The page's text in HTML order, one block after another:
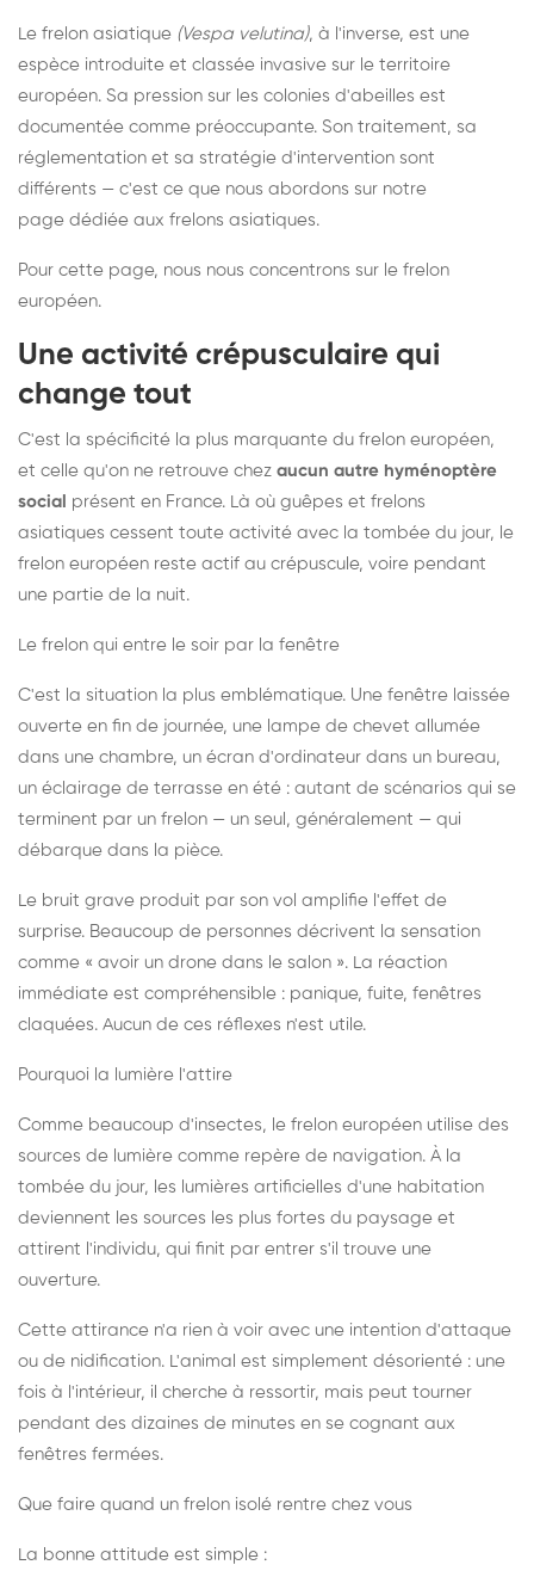
Le frelon asiatique (Vespa velutina), à l'inverse, est une
espèce introduite et classée invasive sur le territoire
européen. Sa pression sur les colonies d'abeilles est
documentée comme préoccupante. Son traitement, sa
réglementation et sa stratégie d'intervention sont
différents — c'est ce que nous abordons sur notre
page dédiée aux frelons asiatiques.
Pour cette page, nous nous concentrons sur le frelon
européen.
Une activité crépusculaire qui
change tout
C'est la spécificité la plus marquante du frelon européen,
et celle qu'on ne retrouve chez aucun autre hyménoptère
social présent en France. Là où guêpes et frelons
asiatiques cessent toute activité avec la tombée du jour, le
frelon européen reste actif au crépuscule, voire pendant
une partie de la nuit.
Le frelon qui entre le soir par la fenêtre
C'est la situation la plus emblématique. Une fenêtre laissée
ouverte en fin de journée, une lampe de chevet allumée
dans une chambre, un écran d'ordinateur dans un bureau,
un éclairage de terrasse en été : autant de scénarios qui se
terminent par un frelon — un seul, généralement — qui
débarque dans la pièce.
Le bruit grave produit par son vol amplifie l'effet de
surprise. Beaucoup de personnes décrivent la sensation
comme « avoir un drone dans le salon ». La réaction
immédiate est compréhensible : panique, fuite, fenêtres
claquées. Aucun de ces réflexes n'est utile.
Pourquoi la lumière l'attire
Comme beaucoup d'insectes, le frelon européen utilise des
sources de lumière comme repère de navigation. À la
tombée du jour, les lumières artificielles d'une habitation
deviennent les sources les plus fortes du paysage et
attirent l'individu, qui finit par entrer s'il trouve une
ouverture.
Cette attirance n'a rien à voir avec une intention d'attaque
ou de nidification. L'animal est simplement désorienté : une
fois à l'intérieur, il cherche à ressortir, mais peut tourner
pendant des dizaines de minutes en se cognant aux
fenêtres fermées.
Que faire quand un frelon isolé rentre chez vous
La bonne attitude est simple :